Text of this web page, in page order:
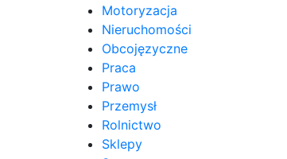
Motoryzacja
Nieruchomości
Obcojęzyczne
Praca
Prawo
Przemysł
Rolnictwo
Sklepy